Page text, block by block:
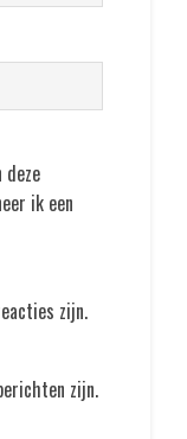
ik een
zijn.
zijn.